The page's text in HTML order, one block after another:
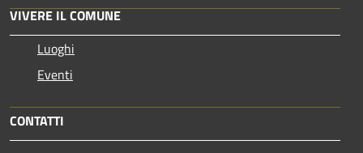
VIVERE IL COMUNE
Luoghi
Eventi
CONTATTI